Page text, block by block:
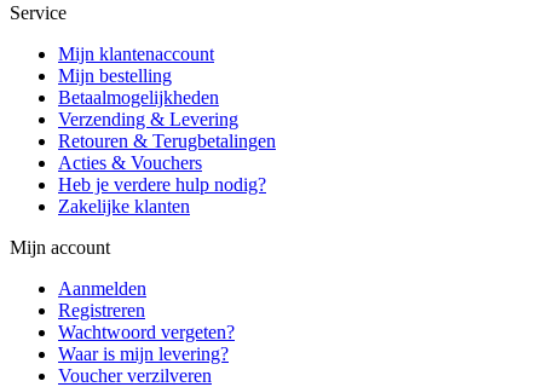
Service
Mijn klantenaccount
Mijn bestelling
Betaalmogelijkheden
Verzending & Levering
Retouren & Terugbetalingen
Acties & Vouchers
Heb je verdere hulp nodig?
Zakelijke klanten
Mijn account
Aanmelden
Registreren
Wachtwoord vergeten?
Waar is mijn levering?
Voucher verzilveren